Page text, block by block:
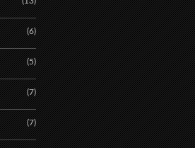
(6)
(5)
(7)
(7)